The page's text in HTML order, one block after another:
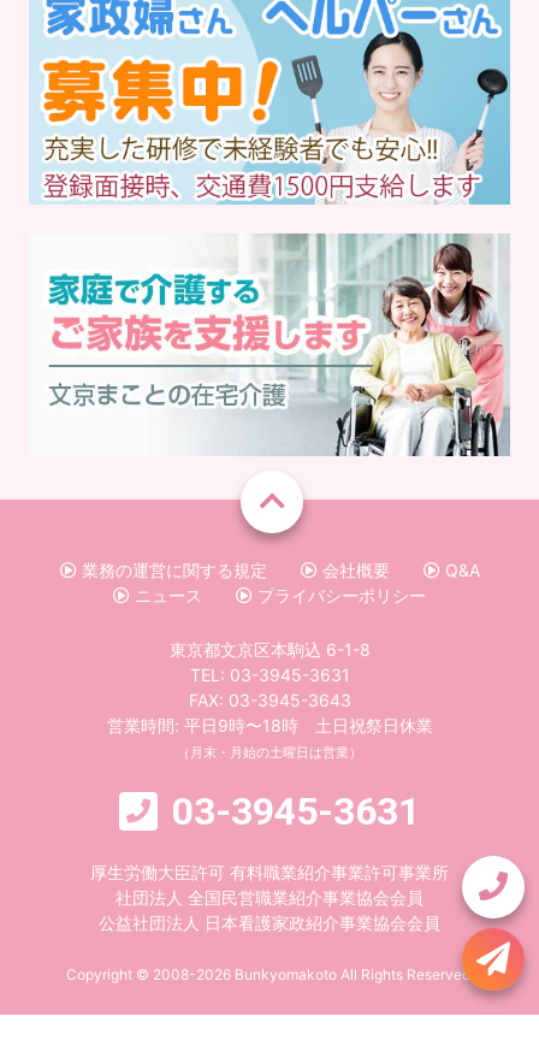
業務の運営に関する規定 会社概要
Q&A
ニュース
プライバシーポリシー
東京都文京区本駒込 6-1-8
TEL: 03-3945-3631
FAX: 03-3945-3643
営業時間: 平日9時〜18時 土日祝祭日休業
（月末・月始の土曜日は営業）
03-3945-3631
厚生労働大臣許可 有料職業紹介事業許可事業所
社団法人 全国民営職業紹介事業協会会員
公益社団法人 日本看護家政紹介事業協会会員
Copyright © 2008-2026 Bunkyomakoto All Rights Reserved.